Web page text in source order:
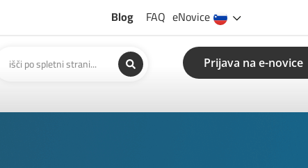
Blog FAQ eNovice
Prijava na e-novice